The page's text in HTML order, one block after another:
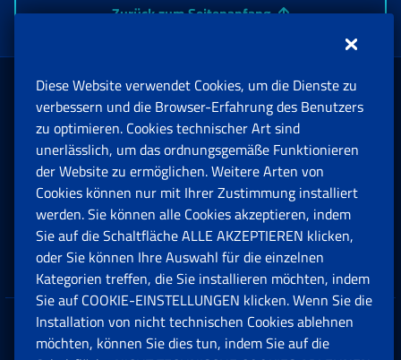
Zurück zum Seitenanfang
Rente und Sozialversicherung
Arbeit
Beihilfen, Subventionen und Entschädigungen
Unternehmen und Freiberufler
Datenschutz
Diese Website verwendet Cookies, um die Dienste zu
verbessern und die Browser-Erfahrung des Benutzers
zu optimieren. Cookies technischer Art sind
unerlässlich, um das ordnungsgemäße Funktionieren
der Website zu ermöglichen. Weitere Arten von
Cookies können nur mit Ihrer Zustimmung installiert
werden. Sie können alle Cookies akzeptieren, indem
Sie auf die Schaltfläche ALLE AKZEPTIEREN klicken,
oder Sie können Ihre Auswahl für die einzelnen
Kategorien treffen, die Sie installieren möchten, indem
Sie auf COOKIE-EINSTELLUNGEN klicken. Wenn Sie die
Installation von nicht technischen Cookies ablehnen
möchten, können Sie dies tun, indem Sie auf die